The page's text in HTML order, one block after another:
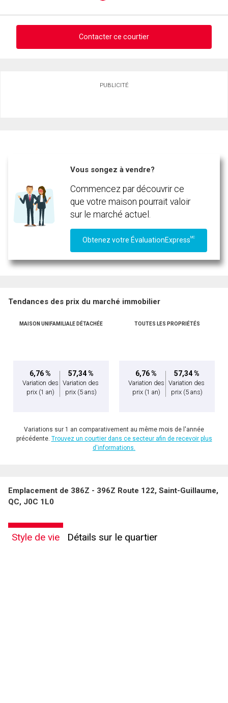
Contacter ce courtier
PUBLICITÉ
Vous songez à vendre?
Commencez par découvrir ce
que votre maison pourrait valoir
sur le marché actuel.
Obtenez votre ÉvaluationExpressMC
Tendances des prix du marché immobilier
MAISON UNIFAMILIALE DÉTACHÉE
6,76 %
Variation des
prix (1 an)
57,34 %
Variation des
prix (5 ans)
TOUTES LES PROPRIÉTÉS
6,76 %
Variation des
prix (1 an)
57,34 %
Variation des
prix (5 ans)
Variations sur 1 an comparativement au même mois de l'année
précédente. Trouvez un courtier dans ce secteur afin de recevoir plus
d'informations.
Emplacement de 386Z - 396Z Route 122, Saint-Guillaume,
QC, J0C 1L0
Style de vie Détails sur le quartier